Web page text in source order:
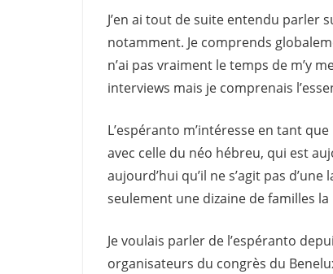
J’en ai tout de suite entendu parler
notamment. Je comprends
n’ai pas vraiment le temps de m’y
interviews mais je comprenais
L’espéranto m’intéresse en tant
avec celle du néo hébreu, qui est
aujourd’hui qu’il ne s’agit pas
seulement une dizaine de familles
Je voulais parler de l’espéranto
organisateurs du congrès du